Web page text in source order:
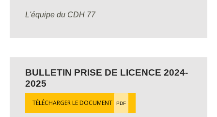
L'équipe du CDH 77
BULLETIN PRISE DE LICENCE 2024-
2025
TÉLÉCHARGER LE DOCUMENT PDF